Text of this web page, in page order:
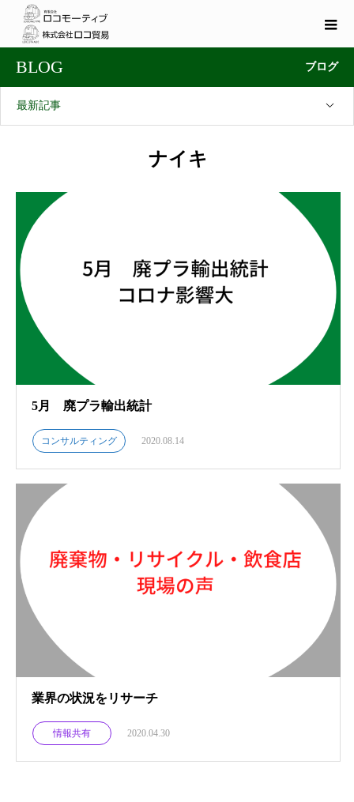
BLOG ブログ
最新記事
ナイキ
5月 廃プラ輸出統計
コンサルティング 2020.08.14
業界の状況をリサーチ
情報共有 2020.04.30